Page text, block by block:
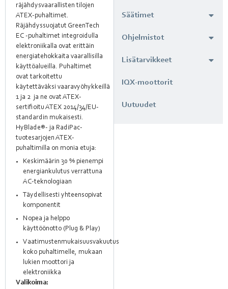
räjähdysvaarallisten tilojen
ATEX-puhaltimet.
Räjähdyssuojatut GreenTech
EC -puhaltimet integroidulla
elektroniikalla ovat erittäin
energiatehokkaita vaarallisilla
käyttöalueilla. Puhaltimet
ovat tarkoitettu
käytettäväksi vaaravyöhykkeillä
1 ja 2 ja ne ovat ATEX-
sertifioitu ATEX 2014/34/EU-
standardin mukaisesti.
HyBlade®- ja RadiPac-
tuotesarjojen ATEX-
puhaltimilla on monia etuja:
Keskimäärin 30 % pienempi
energiankulutus verrattuna
AC-teknologiaan
Täydellisesti yhteensopivat
komponentit
Nopea ja helppo
käyttöönotto (Plug & Play)
Vaatimustenmukaisuusvakuutus
koko puhaltimelle, mukaan
lukien moottori ja
elektroniikka
Valikoima:
Säätimet
Ohjelmistot
Lisätarvikkeet
IQX-moottorit
Uutuudet